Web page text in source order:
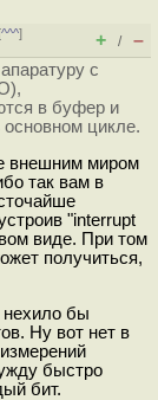
^^^]
+ / –
с
в буфер и
цикле.
внешним миром
так вам в
"interrupt
виде. При том
получиться,
нехило бы
Ну вот нет в
быстро
бит.